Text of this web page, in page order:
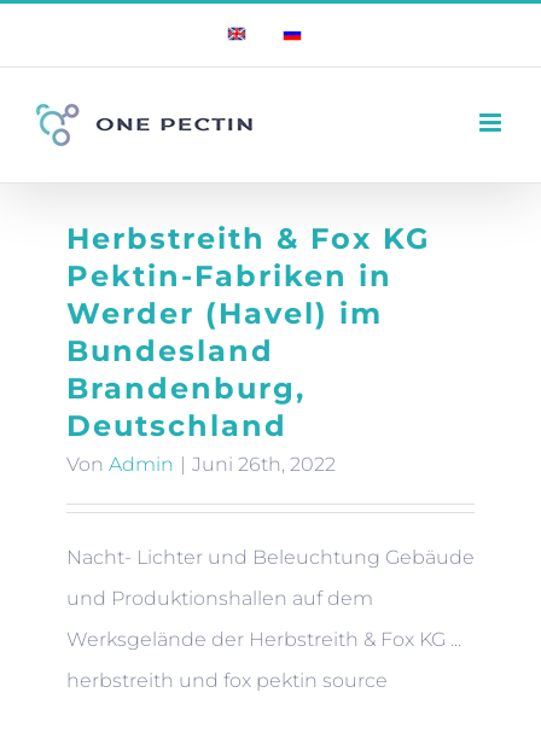
springen
EnglishRussian
Herbstreith & Fox KG
Pektin-Fabriken in
Werder (Havel) im
Bundesland
Brandenburg,
Deutschland
Von Admin | Juni 26th, 2022
Nacht- Lichter und Beleuchtung Gebäude
und Produktionshallen auf dem
Werksgelände der Herbstreith & Fox KG ...
herbstreith und fox pektin source